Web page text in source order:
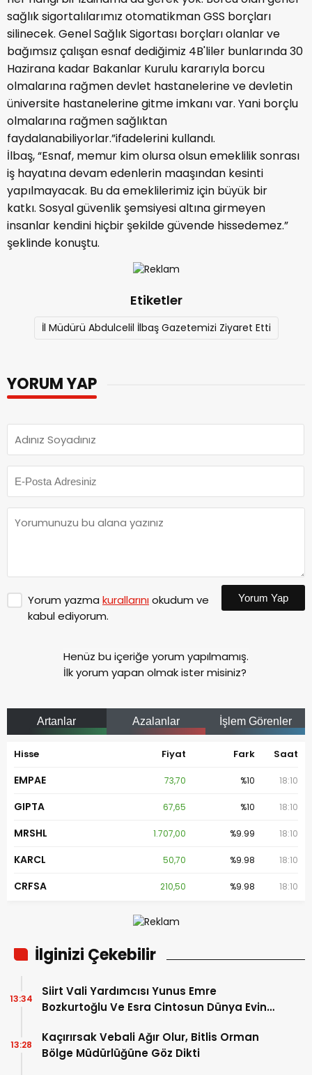
sağlık sigortalılarımız otomatikman GSS borçları
silinecek. Genel Sağlık Sigortası borçları olanlar ve
bağımsız çalışan esnaf dediğimiz 4B'liler bunlarında 30
Hazirana kadar Bakanlar Kurulu kararıyla borcu
olmalarına rağmen devlet hastanelerine ve devletin
üniversite hastanelerine gitme imkanı var. Yani borçlu
olmalarına rağmen sağlıktan
faydalanabiliyorlar.”ifadelerini kullandı.
İlbaş, “Esnaf, memur kim olursa olsun emeklilik sonrası
iş hayatına devam edenlerin maaşından kesinti
yapılmayacak. Bu da emeklilerimiz için büyük bir
katkı. Sosyal güvenlik şemsiyesi altına girmeyen
insanlar kendini hiçbir şekilde güvende hissedemez.”
şeklinde konuştu.
Etiketler
İl Müdürü Abdulcelil İlbaş Gazetemizi Ziyaret Etti
YORUM YAP
Yorum yazma kurallarınıokudum ve
kabul ediyorum.
Yorum Yap
Henüz bu içeriğe yorum yapılmamış.
İlk yorum yapan olmak ister misiniz?
Artanlar Azalanlar İşlem Görenler
Hisse Fiyat Fark Saat
EMPAE 73,70 %10 18:10
GIPTA 67,65 %10 18:10
MRSHL 1.707,00 %9.99 18:10
KARCL 50,70 %9.98 18:10
CRFSA 210,50 %9.98 18:10
İlginizi Çekebilir
Siirt Vali Yardımcısı Yunus Emre
Bozkurtoğlu Ve Esra Cintosun Dünya Evine
13:34
Kaçırırsak Vebali Ağır Olur, Bitlis Orman
Bölge Müdürlüğüne Göz Dikti
13:28